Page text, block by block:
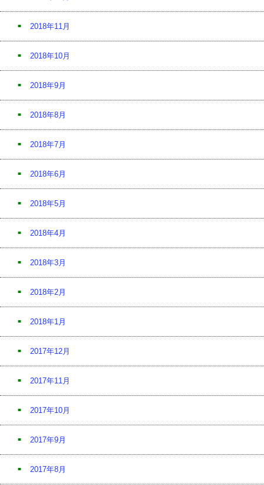
2018年11月
2018年10月
2018年9月
2018年8月
2018年7月
2018年6月
2018年5月
2018年4月
2018年3月
2018年2月
2018年1月
2017年12月
2017年11月
2017年10月
2017年9月
2017年8月